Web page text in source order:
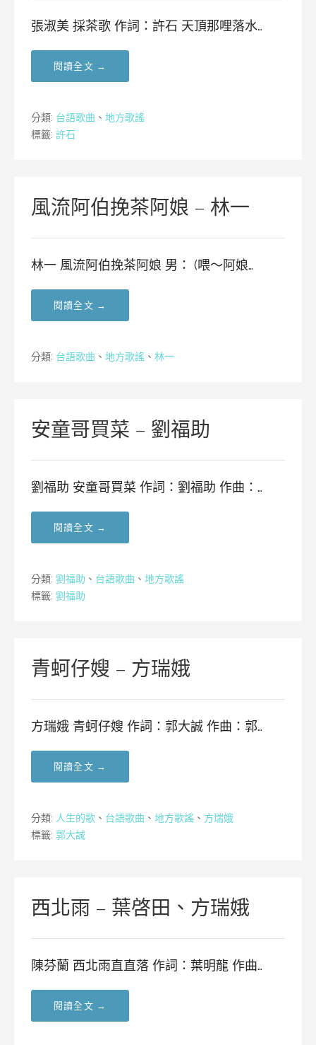
張淑美 採茶歌 作詞：許石 天頂那哩落水…
閱讀全文 →
分類: 台語歌曲 、 地方歌謠
標籤: 許石
風流阿伯挽茶阿娘 – 林一
林一 風流阿伯挽茶阿娘 男： (喂～阿娘…
閱讀全文 →
分類: 台語歌曲 、 地方歌謠 、 林一
安童哥買菜 – 劉福助
劉福助 安童哥買菜 作詞：劉福助 作曲：…
閱讀全文 →
分類: 劉福助 、 台語歌曲 、 地方歌謠
標籤: 劉福助
青蚵仔嫂 – 方瑞娥
方瑞娥 青蚵仔嫂 作詞：郭大誠 作曲：郭…
閱讀全文 →
分類: 人生的歌 、 台語歌曲 、 地方歌謠 、 方瑞娥
標籤: 郭大誠
西北雨 – 葉啓田、方瑞娥
陳芬蘭 西北雨直直落 作詞：葉明龍 作曲…
閱讀全文 →